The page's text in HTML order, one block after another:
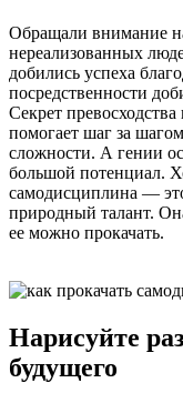
Обращали внимание
нереализованных
добились успеха
посредственности
Секрет
помогает шаг за
сложности. А гении
большой потенциал.
самодисциплина —
природный талант.
ее можно прокачать.
Нарисуйте
будущего